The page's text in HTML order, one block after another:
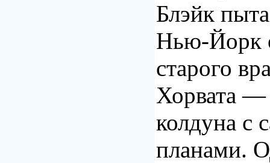
Блэйк
Нью-Йорк
старого
Хорвата —
колдуна с
планами.